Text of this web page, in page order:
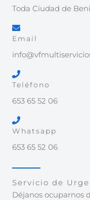
Toda Ciudad de
Email
Teléfono
653 65 52 06
Whatsapp
653 65 52 06
Servicio de
Déjanos ocuparnos